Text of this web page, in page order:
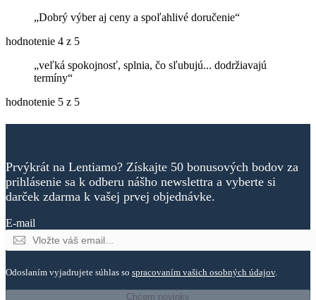
Dobrý výber aj ceny a spoľahlivé doručenie
hodnotenie 4 z 5
veľká spokojnosť, splnia, čo sľubujú... dodržiavajú
termíny
hodnotenie 5 z 5
Prvýkrát na Lentiamo? Získajte 50 bonusových bodov za
prihlásenie sa k odberu nášho newslettra a vyberte si
darček zdarma k vašej prvej objednávke.
E-mail
Chcem novinky
Odoslaním vyjadrujete súhlas so spracovaním vašich osobných údajov.